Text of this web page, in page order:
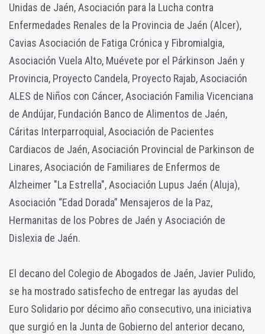
Unidas de Jaén, Asociación para la Lucha contra
Enfermedades Renales de la Provincia de Jaén (Alcer),
Cavias Asociación de Fatiga Crónica y Fibromialgia,
Asociación Vuela Alto, Muévete por el Párkinson Jaén y
Provincia, Proyecto Candela, Proyecto Rajab, Asociación
ALES de Niños con Cáncer, Asociación Familia Vicenciana
de Andújar, Fundación Banco de Alimentos de Jaén,
Cáritas Interparroquial, Asociación de Pacientes
Cardiacos de Jaén, Asociación Provincial de Parkinson de
Linares, Asociación de Familiares de Enfermos de
Alzheimer "La Estrella", Asociación Lupus Jaén (Aluja),
Asociación “Edad Dorada” Mensajeros de la Paz,
Hermanitas de los Pobres de Jaén y Asociación de
Dislexia de Jaén.
El decano del Colegio de Abogados de Jaén, Javier Pulido,
se ha mostrado satisfecho de entregar las ayudas del
Euro Solidario por décimo año consecutivo, una iniciativa
que surgió en la Junta de Gobierno del anterior decano,